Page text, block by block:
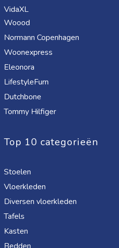
VidaXL
Woood
Normann Copenhagen
Woonexpress
Eleonora
LifestyleFurn
Dutchbone
Tommy Hilfiger
Top 10 categorieën
Stoelen
Vloerkleden
Diversen vloerkleden
Tafels
Kasten